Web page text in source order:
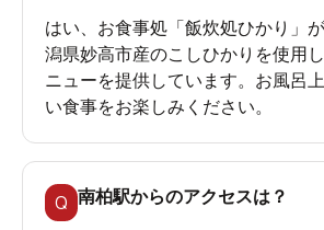
はい、お食事処「飯炊処ひかり」
潟県妙高市産のこしひかりを使用
ニューを提供しています。お風呂
い食事をお楽しみください。
Q 南柏駅からのアクセスは？